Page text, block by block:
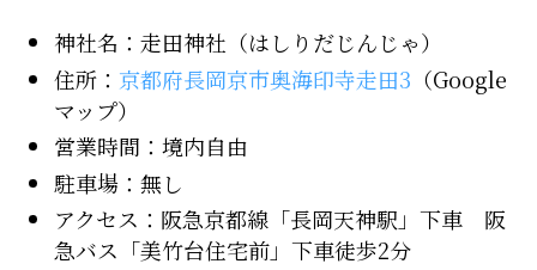
神社名：走田神社（はしりだじんじゃ）
住所： 京都府長岡京市奥海印寺走田3 （Google
マップ）
営業時間：境内自由
駐車場：無し
アクセス：阪急京都線「長岡天神駅」下車 阪
急バス「美竹台住宅前」下車徒歩2分